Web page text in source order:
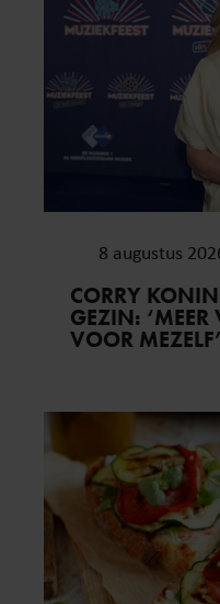
8 augustus
CORRY
GEZIN:
VOOR MEZELF’